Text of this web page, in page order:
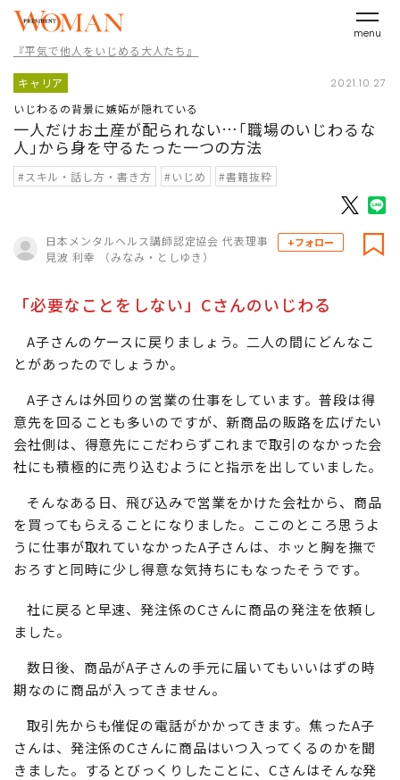
menu
『平気で他人をいじめる大人たち』
キャリア 2021.10.27
いじわるの背景に嫉妬が隠れている
一人だけお土産が配られない…｢職場のいじわるな
人｣から身を守るたった一つの方法
#スキル・話し方・書き方 #いじめ #書籍抜粋
日本メンタルヘルス講師認定協会 代表理事
見波 利幸 （みなみ・としゆき）
+フォロー
「必要なことをしない」Cさんのいじわる
A子さんのケースに戻りましょう。二人の間にどんなこ
とがあったのでしょうか。
A子さんは外回りの営業の仕事をしています。普段は得
意先を回ることも多いのですが、新商品の販路を広げたい
会社側は、得意先にこだわらずこれまで取引のなかった会
社にも積極的に売り込むようにと指示を出していました。
そんなある日、飛び込みで営業をかけた会社から、商品
を買ってもらえることになりました。ここのところ思うよ
うに仕事が取れていなかったA子さんは、ホッと胸を撫で
おろすと同時に少し得意な気持ちにもなったそうです。
社に戻ると早速、発注係のCさんに商品の発注を依頼し
ました。
数日後、商品がA子さんの手元に届いてもいいはずの時
期なのに商品が入ってきません。
取引先からも催促の電話がかかってきます。焦ったA子
さんは、発注係のCさんに商品はいつ入ってくるのかを聞
きました。するとびっくりしたことに、Cさんはそんな発